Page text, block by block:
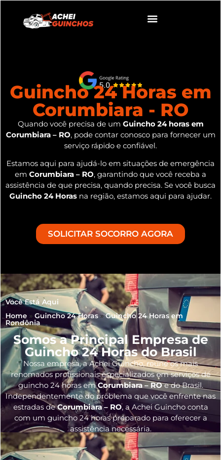
Guincho 24 Horas em
Corumbiara - RO
Quando você precisa de um Guincho 24 horas em
Corumbiara – RO, pode contar conosco para fornecer um
serviço rápido e confiável.
Estamos aqui para ajudá-lo em situações de emergência
em Corumbiara – RO, garantindo que você receba a
assistência de que precisa, quando precisa. Se você busca
Guincho 24 Horas na região, estamos aqui para ajudar.
SOLICITAR SOCORRO AGORA
Você Está Aqui
Home » Guincho 24 Horas»Guincho 24 Horas em
Rondônia
Somos a Principal Empresa de
Guincho 24 Horas do Brasil
Nossa empresa, aAchei Guincho, reúne os mais
renomados profissionais especializados em serviços de
guincho 24 horasemCorumbiara – ROe do Brasil.
Independentemente do problema que você enfrente nas
estradas deCorumbiara – RO, a Achei Guincho conta
com um guincho 24 horas preparado para oferecer a
assistência necessária.